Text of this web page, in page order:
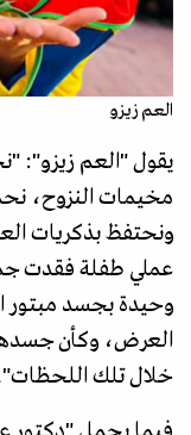
العم زيزو
يقول "العم زيزو":
مخيمات النزوح،
ونحتفظ بذكريات
عملي طفلة فقدت
وحيدة بجسد مبتور
العرض، وكأن جسدها
خلال تلك